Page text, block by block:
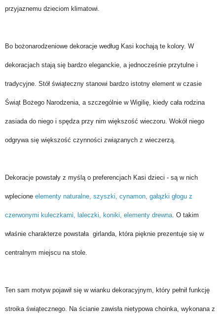
przyjaznemu dzieciom klimatowi.
Bo bożonarodzeniowe dekoracje według Kasi kochają te kolory. W
dekoracjach stają się bardzo eleganckie, a jednocześnie przytulne i
tradycyjne. Stół świąteczny stanowi bardzo istotny element w czasie
Świąt Bożego Narodzenia, a szczególnie w Wigilię, kiedy cała rodzina
zasiada do niego i spędza przy nim większość wieczoru. Wokół niego
odgrywa się większość czynności związanych z wieczerzą.
Dekoracje powstały z myślą o preferencjach Kasi dzieci - są w nich
wplecione elementy naturalne, szyszki, cynamon, gałązki głogu z
czerwonymi kuleczkami, laleczki, koniki, elementy drewna . O takim
właśnie charakterze powstała girlanda, która pięknie prezentuje się w
centralnym miejscu na stole.
Ten sam motyw pojawił się w wianku dekoracyjnym, który pełnił funkcję
stroika świątecznego. Na ścianie zawisła nietypowa choinka, wykonana z